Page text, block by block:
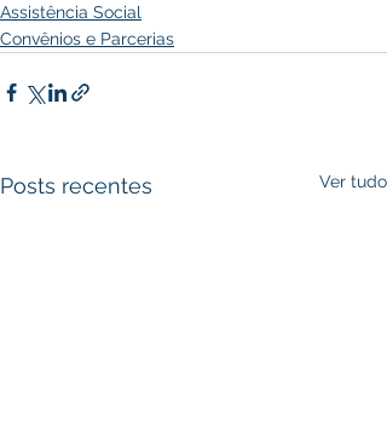
Assistência Social
Convênios e Parcerias
Posts recentes Ver tudo